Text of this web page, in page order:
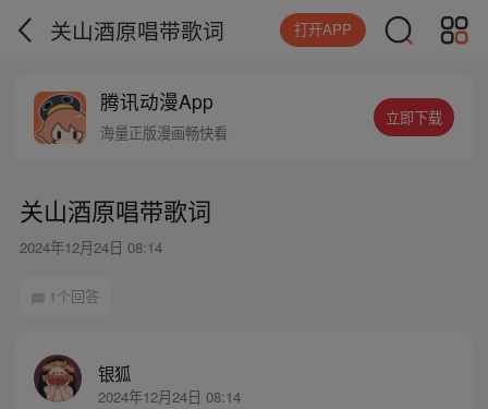
关山酒原唱带歌词 打开APP
腾讯动漫App
海量正版漫画畅快看
立即下载
关山酒原唱带歌词
2024年12月24日 08:14
1个回答
银狐
2024年12月24日 08:14